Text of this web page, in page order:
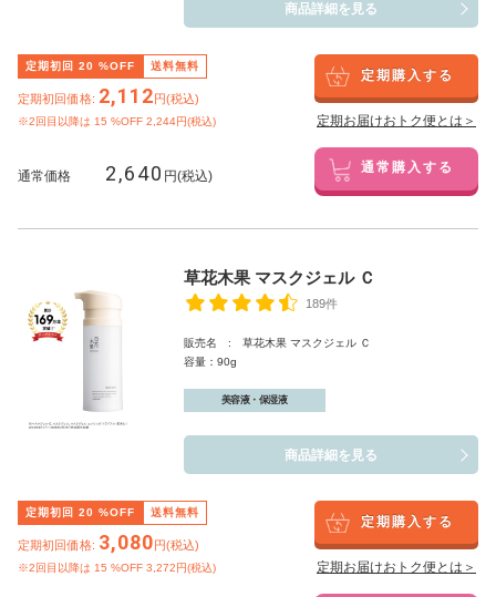
商品詳細を見る
定期初回 20 %OFF 送料無料
定期初回価格: 2,112円(税込)
※2回目以降は 15 %OFF 2,244円(税込)
定期購入する
定期お届けおトク便とは＞
通常価格 2,640 円(税込) 通常購入する
草花木果 マスクジェル Ｃ
189件
販売名 : 草花木果 マスクジェル Ｃ
容量：90g
美容液・保湿液
商品詳細を見る
定期初回 20 %OFF 送料無料
定期初回価格: 3,080円(税込)
※2回目以降は 15 %OFF 3,272円(税込)
定期購入する
定期お届けおトク便とは＞